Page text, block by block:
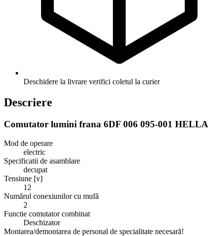
Deschidere la livrare verifici coletul la curier
Descriere
Comutator lumini frana 6DF 006 095-001 HELLA
Mod de operare
electric
Specificatii de asamblare
decupat
Tensiune [v]
12
Numărul conexiunilor cu mufă
2
Functie comutator combinat
Deschizator
Montarea/demontarea de personal de specialitate necesară!